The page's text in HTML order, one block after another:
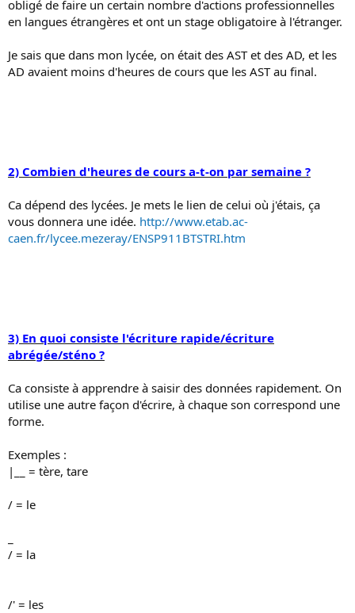
obligé de faire un certain nombre d'actions professionnelles
en langues étrangères et ont un stage obligatoire à l'étranger.
Je sais que dans mon lycée, on était des AST et des AD, et les
AD avaient moins d'heures de cours que les AST au final.
2) Combien d'heures de cours a-t-on par semaine ?
Ca dépend des lycées. Je mets le lien de celui où j'étais, ça
vous donnera une idée. http://www.etab.ac-
caen.fr/lycee.mezeray/ENSP911BTSTRI.htm
3) En quoi consiste l'écriture rapide/écriture
abrégée/sténo ?
Ca consiste à apprendre à saisir des données rapidement. On
utilise une autre façon d'écrire, à chaque son correspond une
forme.
Exemples :
|__ = tère, tare
/ = le
/ = la
/' = les